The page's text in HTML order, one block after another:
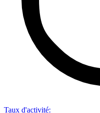
Taux d'activité: